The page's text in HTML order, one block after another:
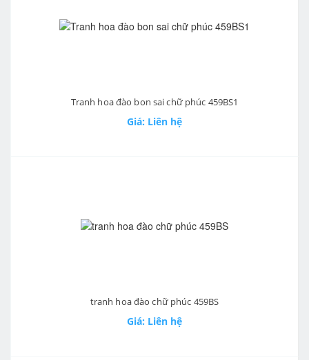
Tranh hoa đào bon sai chữ phúc 459BS1
Giá: Liên hệ
tranh hoa đào chữ phúc 459BS
Giá: Liên hệ